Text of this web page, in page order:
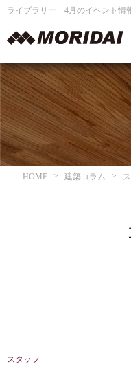
ライブラリー 4月のイベント情
HOME 建築コラム
スタッフ